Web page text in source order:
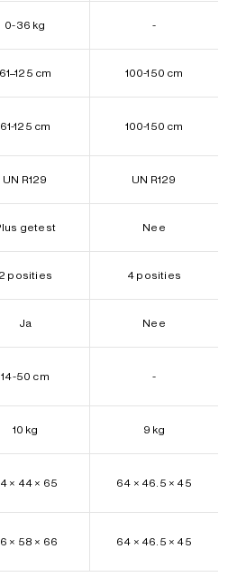
0-36 kg -
61–125 cm 100-150 cm
61-125 cm 100-150 cm
UN R129 UN R129
getest Nee
2 posities 4 posities
Ja Nee
14-50 cm -
10 kg 9 kg
× 44 × 65 64 × 46.5 × 45
× 58 × 66 64 × 46.5 × 45